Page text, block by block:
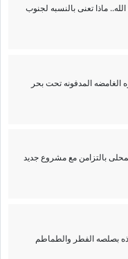
ماذا تعنی بالنسبه لجنوب
الغامضه المدفونه تحت بحر
بالتزامن مع مشروع جدید
بصلصه الفطر والطماطم